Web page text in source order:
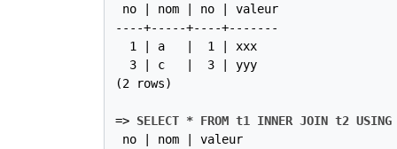
no | nom | no | valeur
----+-----+----+-------
  1 | a   |  1 | xxx
  3 | c   |  3 | yyy
(2 rows)
=> SELECT * FROM t1 INNER JOIN t2
no | nom | valeur